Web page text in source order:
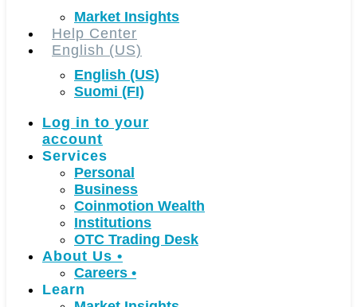
Market Insights
Help Center
English (US)
English (US)
Suomi (FI)
Log in to your
account
Services
Personal
Business
Coinmotion Wealth
Institutions
OTC Trading Desk
About Us •
Careers •
Learn